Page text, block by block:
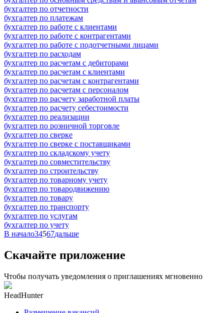
бухгалтер по отчетности
бухгалтер по платежам
бухгалтер по работе с клиентами
бухгалтер по работе с контрагентами
бухгалтер по работе с подотчетными лицами
бухгалтер по расходам
бухгалтер по расчетам с дебиторами
бухгалтер по расчетам с клиентами
бухгалтер по расчетам с контрагентами
бухгалтер по расчетам с персоналом
бухгалтер по расчету заработной платы
бухгалтер по расчету себестоимости
бухгалтер по реализации
бухгалтер по розничной торговле
бухгалтер по сверке
бухгалтер по сверке с поставщиками
бухгалтер по складскому учету
бухгалтер по совместительству
бухгалтер по строительству
бухгалтер по товарному учету
бухгалтер по товародвижению
бухгалтер по товару
бухгалтер по транспорту
бухгалтер по услугам
бухгалтер по учету
В начало34567дальше
Скачайте приложение
Чтобы получать уведомления о приглашениях мгновенно
HeadHunter